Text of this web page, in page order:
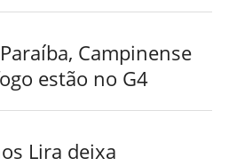
Campinense
estão no G4
Lira deixa